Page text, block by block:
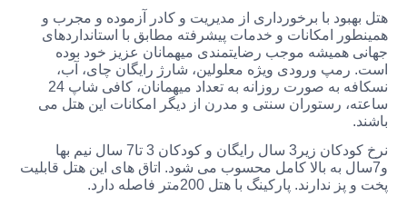
هتل بهبود با برخورداری از مدیریت و کادر آزموده و مجرب و
همینطور امکانات و خدمات پیشرفته مطابق با استانداردهای
جهانی همیشه موجب رضایتمندی میهمانان عزیز خود بوده
است. رمپ ورودی ویژه معلولین، شارژ رایگان چای، آب،
نسکافه به صورت روزانه به تعداد میهمانان، کافی شاپ 24
ساعته، رستوران سنتی و مدرن از دیگر امکانات این هتل می
باشند.
نرخ کودکان زیر3 سال رایگان و کودکان 3 تا7 سال نیم بها
و7سال به بالا کامل محسوب می شود. اتاق های این هتل قابلیت
پخت و پز ندارند. پارکینگ با هتل 200متر فاصله دارد.